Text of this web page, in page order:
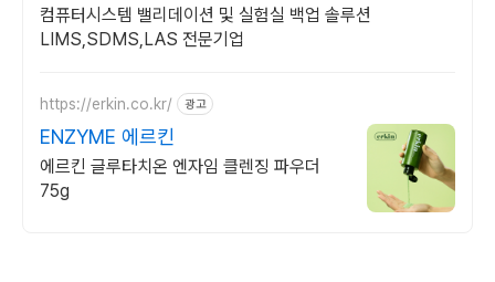
컴퓨터시스템 밸리데이션 및 실험실 백업 솔루션
LIMS,SDMS,LAS 전문기업
https://erkin.co.kr/ 광고
ENZYME 에르킨
에르킨 글루타치온 엔자임 클렌징 파우더
75g